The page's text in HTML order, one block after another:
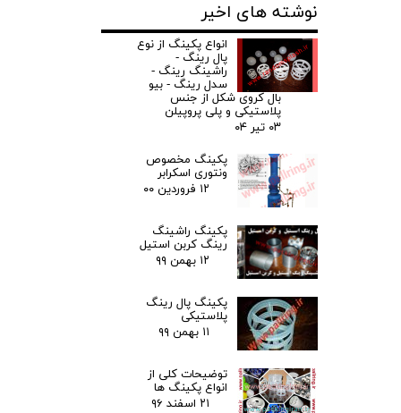
نوشته های اخیر
انواع پکینگ از نوع
پال رینگ -
راشینگ رینگ -
سدل رینگ - بیو
بال کروی شکل از جنس
پلاستیکی و پلی پروپیلن
۰۳ تیر ۰۴
پکینگ مخصوص
ونتوری اسکرابر
۱۲ فروردین ۰۰
پکینگ راشینگ
رینگ کربن استیل
۱۲ بهمن ۹۹
پکینگ پال رینگ
پلاستیکی
۱۱ بهمن ۹۹
توضیحات کلی از
انواع پکینگ ها
۲۱ اسفند ۹۶